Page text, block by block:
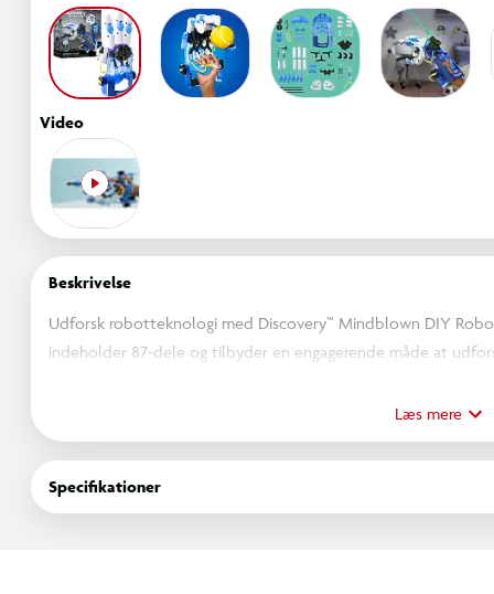
Video
Beskrivelse
Udforsk robotteknologi med Discovery™ Mindblown DIY
indeholder 87-dele og tilbyder en engagerende måde at
Bionisk Hånd sættet lærer børn om videnskabelige principper
til udvikling af finmotorik og kognitive evner. Børn vil lære,
samler og bruger deres robot-hånd.
Læs mere
Specifikationer